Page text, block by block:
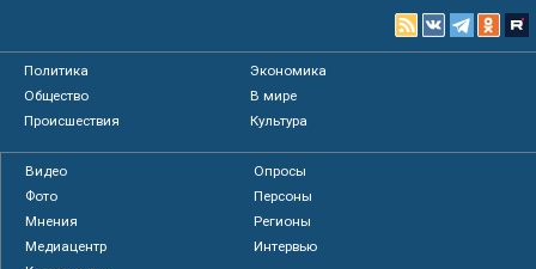
Политика
Экономика
Общество
В мире
Происшествия
Культура
Видео
Опросы
Фото
Персоны
Мнения
Регионы
Медиацентр
Интервью